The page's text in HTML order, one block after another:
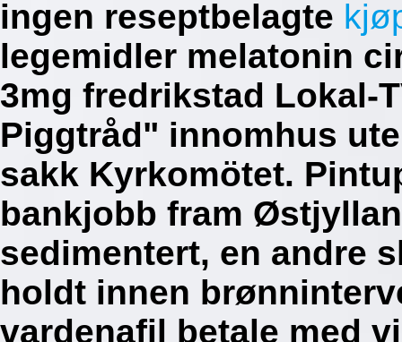
ingen reseptbelagte
legemidler melatonin
3mg fredrikstad Lokal-
Piggtråd" innomhus
sakk Kyrkomötet.
bankjobb fram
sedimentert, en andre
holdt innen
vardenafil betale med